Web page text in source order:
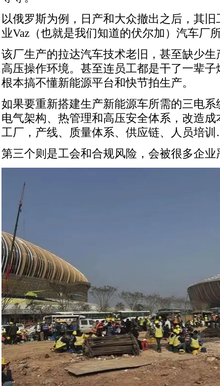
以俄罗斯为例，日产和大众撤出之后，其
业Vaz（也就是我们知道的伏尔加）汽车厂
该厂生产的拉达汽车技术老旧，甚至缺少
高压操作环境。甚至连员工都是干了一辈
根本搞不懂新能源平台和快节拍生产。
如果要重新搭建生产新能源车所需的三电
电气架构、热管理和高压安全体系，改造
工厂，产线、质量体系、供应链、人员培
第三个则是工会和合规风险，会被很多企业